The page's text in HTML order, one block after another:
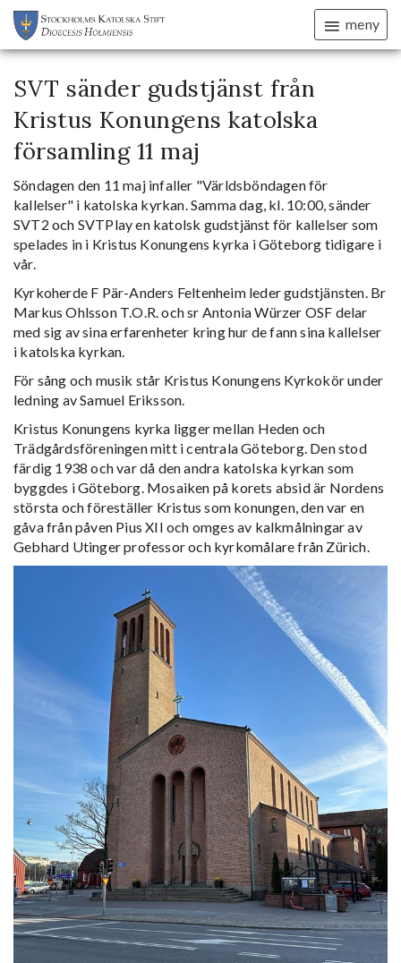
meny
SVT sänder gudstjänst från
Kristus Konungens katolska
församling 11 maj
Söndagen den 11 maj infaller "Världsböndagen för
kallelser" i katolska kyrkan. Samma dag, kl. 10:00, sänder
SVT2 och SVTPlay en katolsk gudstjänst för kallelser som
spelades in i Kristus Konungens kyrka i Göteborg tidigare i
vår.
Kyrkoherde F Pär-Anders Feltenheim leder gudstjänsten. Br
Markus Ohlsson T.O.R. och sr Antonia Würzer OSF delar
med sig av sina erfarenheter kring hur de fann sina kallelser
i katolska kyrkan.
För sång och musik står Kristus Konungens Kyrkokör under
ledning av Samuel Eriksson.
Kristus Konungens kyrka ligger mellan Heden och
Trädgårdsföreningen mitt i centrala Göteborg. Den stod
färdig 1938 och var då den andra katolska kyrkan som
byggdes i Göteborg. Mosaiken på korets absid är Nordens
största och föreställer Kristus som konungen, den var en
gåva från påven Pius XII och omges av kalkmålningar av
Gebhard Utinger professor och kyrkomålare från Zürich.